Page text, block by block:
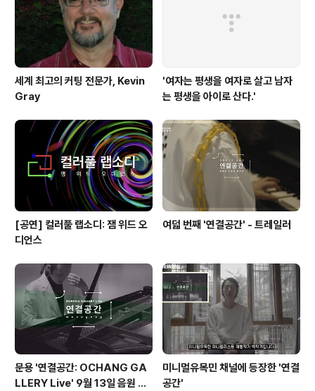
세계 최고의 커팅 전문가, Kevin
Gray
'여자는 평생을 여자로 살고 남자
는 평생을 아이로 산다.'
[공연] 컬러풀 랩소디: 잼 위드 오
디언스
여덟 번째 '연결공간' - 트레일러
문용 '연결공간: OCHANG GA
LLERY Live' 9월 13일 음원 발
미니멀유목민 채널에 등장한 '연결
공간'